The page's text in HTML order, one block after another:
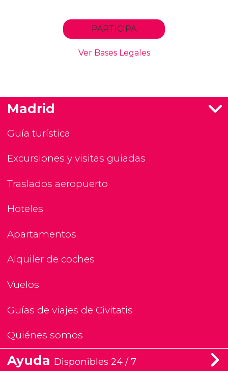
Madrid
Guía turística
Excursiones y visitas guiadas
Traslados aeropuerto
Hoteles
Apartamentos
Alquiler de coches
Vuelos
Guías de viajes de Civitatis
Quiénes somos
Ayuda Disponibles 24 / 7